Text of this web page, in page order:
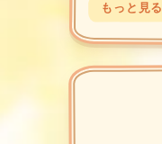
もっと見る